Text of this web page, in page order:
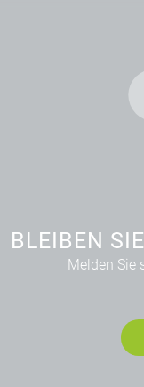
BLEIBEN
Melden Sie